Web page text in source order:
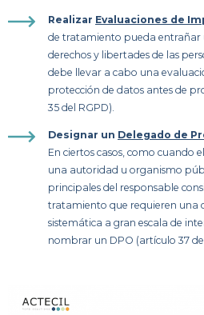
Realizar Evaluaciones de
de tratamiento pueda entrañar
derechos y libertades de las
debe llevar a cabo una
protección de datos antes de
35 del RGPD).
Designar un Delegado de
En ciertos casos, como cuando
una autoridad u organismo
principales del responsable
tratamiento que requieren una
sistemática a gran escala de
nombrar un DPO (artículo 37